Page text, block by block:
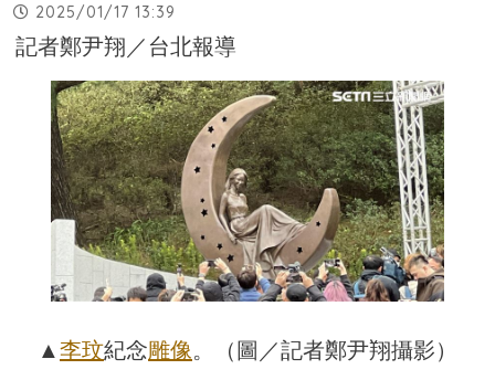
2025/01/17 13:39
記者鄭尹翔／台北報導
▲李玟紀念雕像。（圖／記者鄭尹翔攝影）